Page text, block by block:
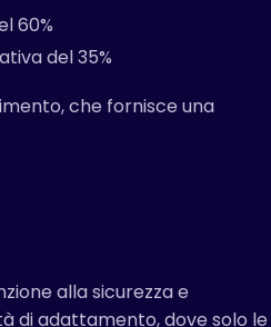
60%
del 35%
che fornisce una
alla sicurezza e
di adattamento, dove solo le